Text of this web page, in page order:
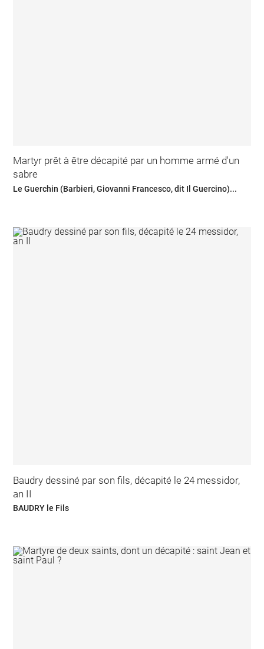
Martyr prêt à être décapité par un homme armé d'un
sabre
Le Guerchin (Barbieri, Giovanni Francesco, dit Il Guercino)...
Baudry dessiné par son fils, décapité le 24 messidor,
an II
BAUDRY le Fils